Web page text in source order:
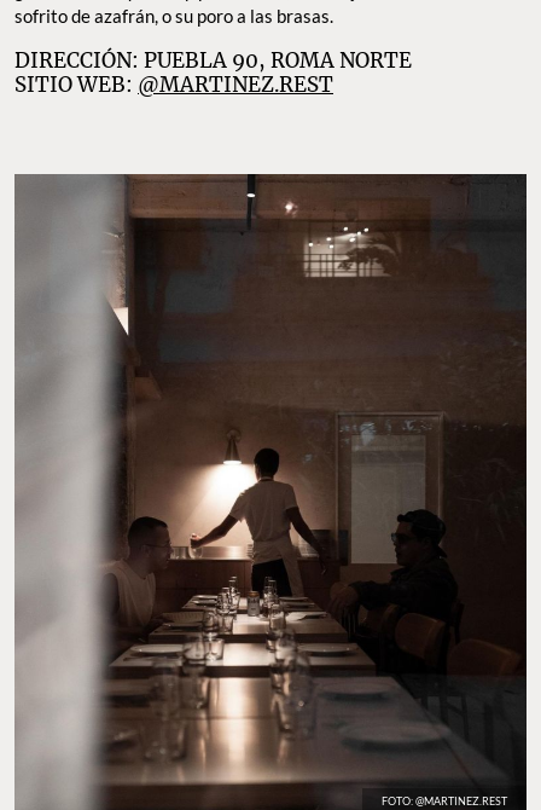
sofrito de azafrán, o su poro a las brasas.
DIRECCIÓN: PUEBLA 90, ROMA NORTE
SITIO WEB: @MARTINEZ.REST
FOTO: @MARTINEZ.REST